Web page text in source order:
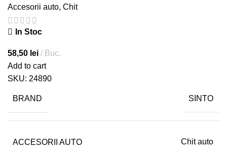
Accesorii auto, Chit
In Stoc
58,50 lei
Buc.
Add to cart
SKU: 24890
BRAND SINTO
ACCESORII AUTO Chit auto